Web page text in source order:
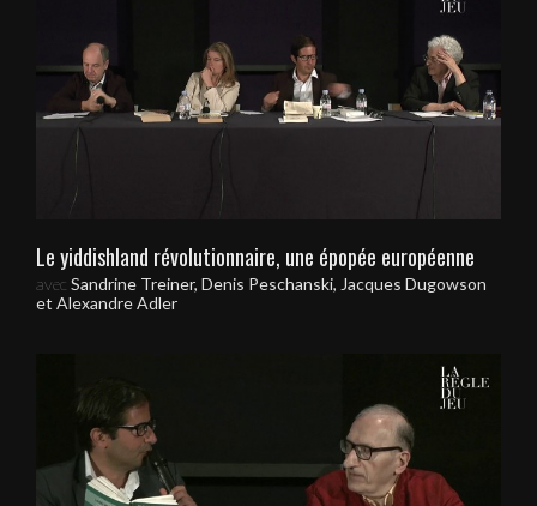
Le yiddishland révolutionnaire, une épopée européenne
avec Sandrine Treiner, Denis Peschanski, Jacques Dugowson
et Alexandre Adler